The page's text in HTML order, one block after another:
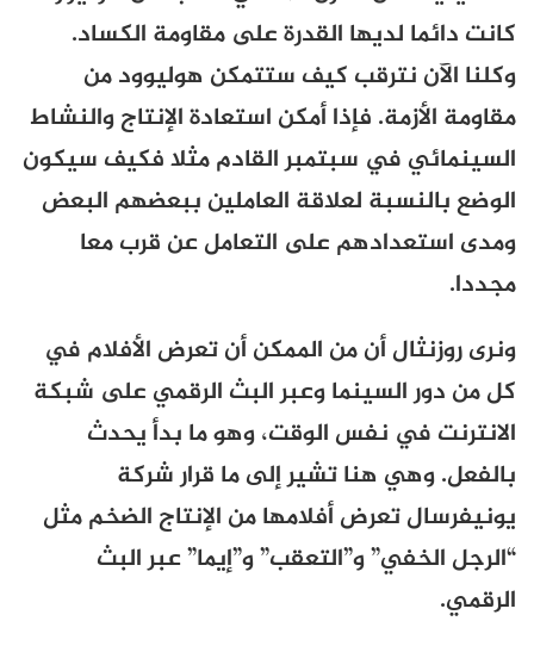
كانت دائما لديها القدرة على مقاومة الكساد.
وكلنا الآن نترقب كيف ستتمكن هوليوود من
مقاومة الأزمة. فإذا أمكن استعادة الإنتاج والنشاط
السينمائي في سبتمبر القادم مثلا فكيف سيكون
الوضع بالنسبة لعلاقة العاملين ببعضهم البعض
ومدى استعدادهم على التعامل عن قرب معا
مجددا.
ونرى روزنثال أن من الممكن أن تعرض الأفلام في
كل من دور السينما وعبر البث الرقمي على شبكة
الانترنت في نفس الوقت، وهو ما بدأ يحدث
بالفعل. وهي هنا تشير إلى ما قرار شركة
يونيفرسال تعرض أفلامها من الإنتاج الضخم مثل
“الرجل الخفي” و”التعقب” و”إيما” عبر البث
الرقمي.